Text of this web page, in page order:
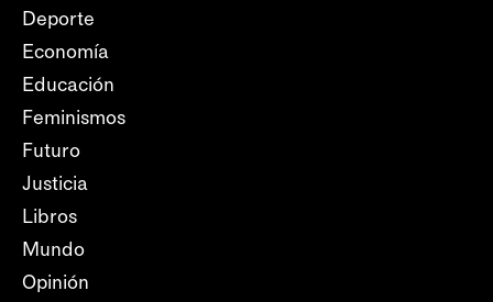
Deporte
Economía
Educación
Feminismos
Futuro
Justicia
Libros
Mundo
Opinión